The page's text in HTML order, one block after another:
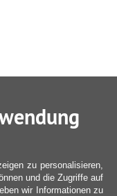
zu personalisieren,
und die Zugriffe auf
wir Informationen zu